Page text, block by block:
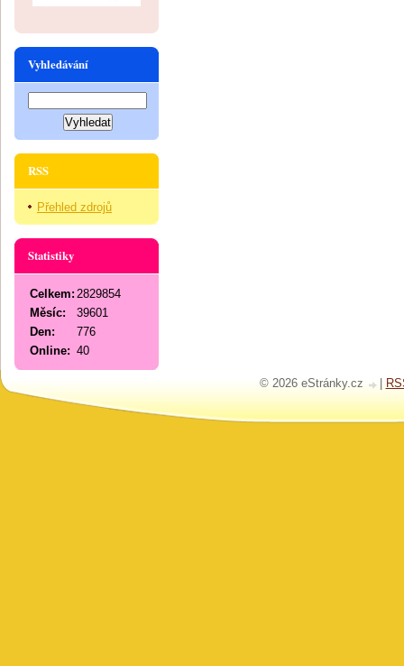
Vyhledávání
RSS
Přehled zdrojů
Statistiky
Online: 40
Celkem: 2829854
Měsíc:
39601
Den:
776
© 2026 eStránky.cz